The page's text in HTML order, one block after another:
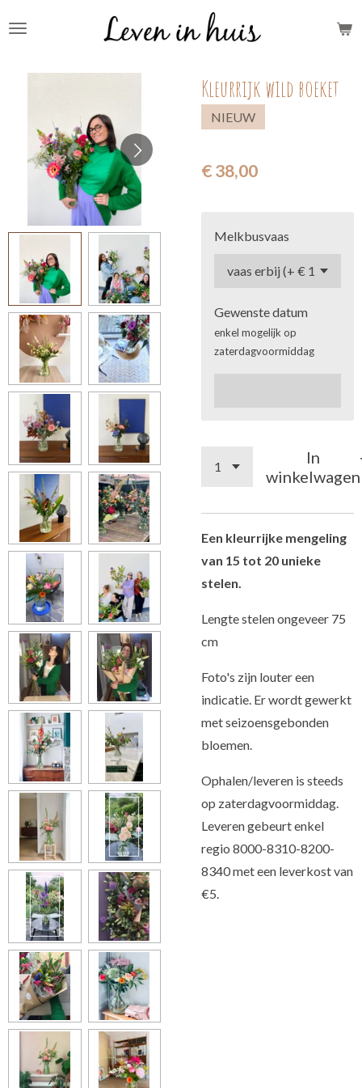
Kleurrijk wild boeket
NIEUW
€ 38,00
Melkbusvaas
Gewenste datum
enkel mogelijk op
zaterdagvoormiddag
In
winkelwagen
Een kleurrijke mengeling
van 15 tot 20 unieke
stelen.
Lengte stelen ongeveer 75
cm
Foto's zijn louter een
indicatie. Er wordt gewerkt
met seizoensgebonden
bloemen.
Ophalen/leveren is steeds
op zaterdagvoormiddag.
Leveren gebeurt enkel
regio 8000-8310-8200-
8340 met een leverkost van
€5.